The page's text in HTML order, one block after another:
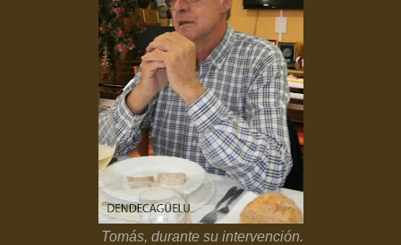
Tomás, durante su intervención.